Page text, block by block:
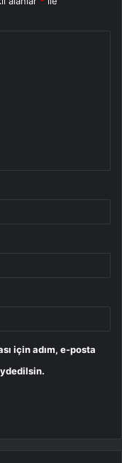
için adım, e-posta